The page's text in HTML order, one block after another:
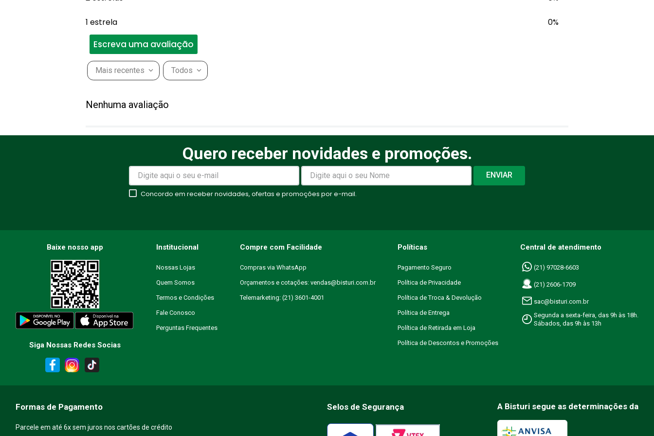
1 estrela 0%
Escreva uma avaliação
Avalie o produto de 1 a 5 estrelas
★★
Seu nome
Escreva uma avaliação
Mais recentes Todos
Nenhuma avaliação
Quero receber novidades e promoções.
ENVIAR
Concordo em receber novidades, ofertas e promoções por e-mail.
Baixe nosso app
Siga Nossas Redes Socias
Institucional
Nossas Lojas
Quem Somos
Termos e Condições
Fale Conosco
Perguntas Frequentes
Compre com Facilidade
Compras via WhatsApp
Orçamentos e cotações: vendas@bisturi.com.br
Telemarketing: (21) 3601-4001
Políticas
Pagamento Seguro
Política de Privacidade
Política de Troca & Devolução
Política de Entrega
Política de Retirada em Loja
Política de Descontos e Promoções
Central de atendimento
(21) 97028-6603
(21) 2606-1709
sac@bisturi.com.br
Segunda a sexta-feira, das 9h às 18h.
Sábados, das 9h às 13h
Formas de Pagamento
Parcele em até 6x sem juros nos cartões de crédito
Selos de Segurança A Bisturi segue as determinações da